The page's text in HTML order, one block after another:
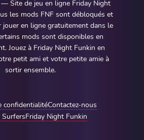
Site de jeu en ligne Friday Night
les mods FNF sont débloqués et
en ligne gratuitement dans le
mods sont disponibles en
Jouez à Friday Night Funkin en
petit ami et votre petite amie à
sortir ensemble.
confidentialitéContactez-nous
Friday Night Funkin